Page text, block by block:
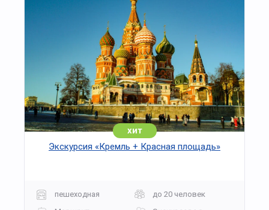
хит
Экскурсия «Кремль + Красная площадь»
пешеходная
до 20 человек